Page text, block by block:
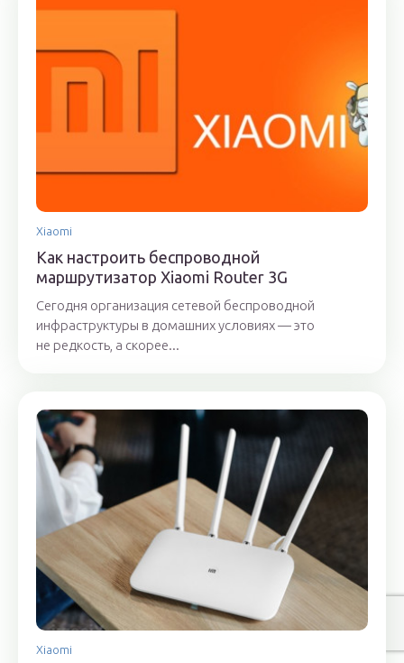
Xiaomi
Как настроить беспроводной
маршрутизатор Xiaomi Router 3G
Сегодня организация сетевой беспроводной
инфраструктуры в домашних условиях — это
не редкость, а скорее...
Xiaomi